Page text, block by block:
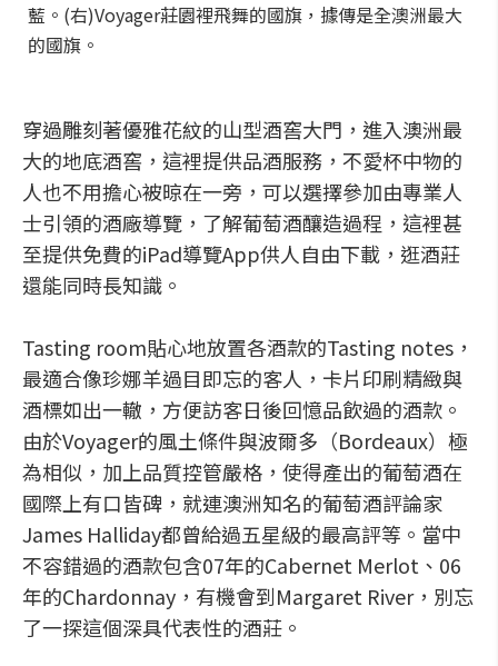
藍。(右)Voyager莊園裡飛舞的國旗，據傳是全澳洲最大
的國旗。
穿過雕刻著優雅花紋的山型酒窖大門，進入澳洲最
大的地底酒窖，這裡提供品酒服務，不愛杯中物的
人也不用擔心被晾在一旁，可以選擇參加由專業人
士引領的酒廠導覽，了解葡萄酒釀造過程，這裡甚
至提供免費的iPad導覽App供人自由下載，逛酒莊
還能同時長知識。
Tasting room貼心地放置各酒款的Tasting notes，
最適合像珍娜羊過目即忘的客人，卡片印刷精緻與
酒標如出一轍，方便訪客日後回憶品飲過的酒款。
由於Voyager的風土條件與波爾多（Bordeaux）極
為相似，加上品質控管嚴格，使得產出的葡萄酒在
國際上有口皆碑，就連澳洲知名的葡萄酒評論家
James Halliday都曾給過五星級的最高評等。當中
不容錯過的酒款包含07年的Cabernet Merlot、06
年的Chardonnay，有機會到Margaret River，別忘
了一探這個深具代表性的酒莊。